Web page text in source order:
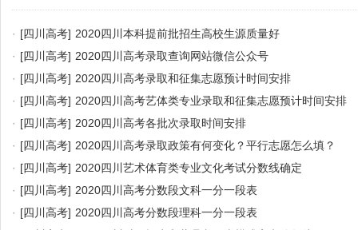
· [四川高考] 2020四川本科提前批招生高校生源质量好
· [四川高考] 2020四川高考录取查询网站微信公众号
· [四川高考] 2020四川高考录取和征集志愿预计时间安排
· [四川高考] 2020四川高考艺体类专业录取和征集志愿预计时间安排
· [四川高考] 2020四川高考各批次录取时间安排
· [四川高考] 2020四川高考录取政策有何变化？平行志愿怎么填？
· [四川高考] 2020四川艺术体育类专业文化考试分数线确定
· [四川高考] 2020四川高考分数段文科一分一段表
· [四川高考] 2020四川高考分数段理科一分一段表